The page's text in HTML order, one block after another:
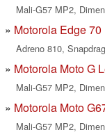
Mali-G57 MP2,
Motorola Edge 70
Adreno 810,
Motorola Moto G
Mali-G57 MP2,
Motorola Moto
Mali-G57 MP2,